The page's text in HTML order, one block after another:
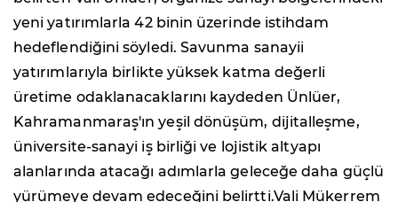
yeni yatırımlarla 42 binin üzerinde istihdam
hedeflendiğini söyledi. Savunma sanayii
yatırımlarıyla birlikte yüksek katma değerli
üretime odaklanacaklarını kaydeden Ünlüer,
Kahramanmaraş'ın yeşil dönüşüm, dijitalleşme,
üniversite-sanayi iş birliği ve lojistik altyapı
alanlarında atacağı adımlarla geleceğe daha güçlü
yürümeye devam edeceğini belirtti.Vali Mükerrem